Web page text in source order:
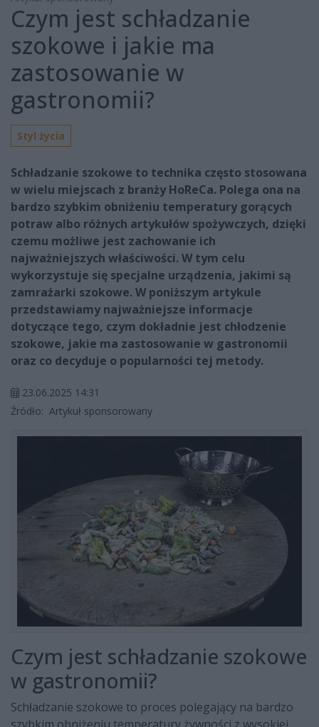
Czym jest schładzanie
szokowe i jakie ma
zastosowanie w
gastronomii?
Styl życia
Schładzanie szokowe to technika często stosowana
w wielu miejscach z branży HoReCa. Polega ona na
bardzo szybkim obniżeniu temperatury gorących
potraw albo różnych artykułów spożywczych, dzięki
czemu możliwe jest zachowanie ich
najważniejszych właściwości. W tym celu
wykorzystuje się specjalne urządzenia, jakimi są
zamrażarki szokowe. W poniższym artykule
przedstawiamy najważniejsze informacje
dotyczące tego, czym dokładnie jest chłodzenie
szokowe, jakie ma zastosowanie w gastronomii
oraz co decyduje o popularności tej metody.
23.06.2025 14:31
Źródło: Artykuł sponsorowany
Czym jest schładzanie szokowe
w gastronomii?
Schładzanie szokowe to proces polegający na bardzo